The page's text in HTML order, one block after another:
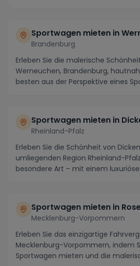
Sportwagen mieten in
Brandenburg
Erleben Sie die malerische
Werneuchen, Brandenburg,
besten aus der Perspektive eines
Sportwagen mieten in
Rheinland-Pfalz
Erleben Sie die Schönheit von
umliegenden Region Rheinland-
besondere Art – mit einem
Sportwagen mieten in
Mecklenburg-Vorpommern
Erleben Sie das einzigartige
Mecklenburg-Vorpommern, indem
Sportwagen mieten und die